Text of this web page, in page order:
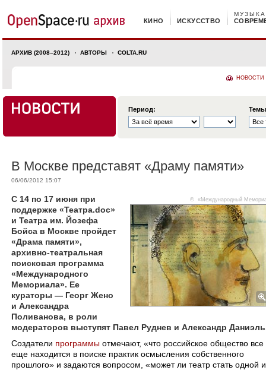
КИНО ИСКУССТВО
МУЗЫКА
АРХИВ (2008–2012) АВТОРЫ COLTA.RU
НОВОСТИ
Период:
В Москве представят «Драму памяти»
06/06/2012 15:07
© «Международный
С 14 по 17 июня при
поддержке «Театра.doc»
и Театра им. Йозефа
Бойса в Москве пройдет
«Драма памяти»,
архивно-театральная
поисковая программа
«Международного
Мемориала». Ее
кураторы — Георг Жено
и Александра
Поливанова, в роли
модераторов выступят Павел Руднев и Александр
Создатели программы отмечают, «что российское общество все
еще находится в поиске практик осмысления собственного
прошлого» и задаются вопросом, «может ли театр стать одной